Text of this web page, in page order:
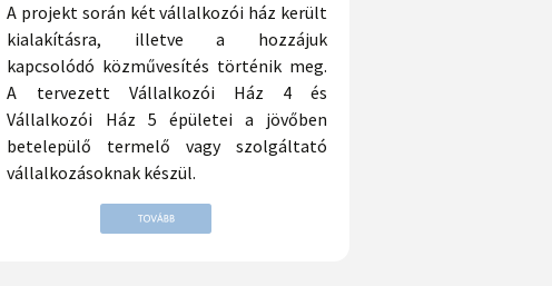
A projekt során két vállalkozói ház került
kialakításra, illetve a hozzájuk
kapcsolódó közművesítés történik meg.
A tervezett Vállalkozói Ház 4 és
Vállalkozói Ház 5 épületei a jövőben
betelepülő termelő vagy szolgáltató
vállalkozásoknak készül.